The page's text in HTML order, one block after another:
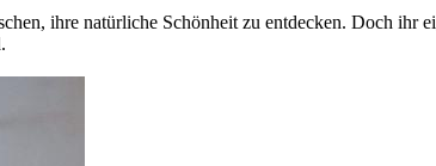
ihre natürliche Schönheit zu entdecken. Doch ihr